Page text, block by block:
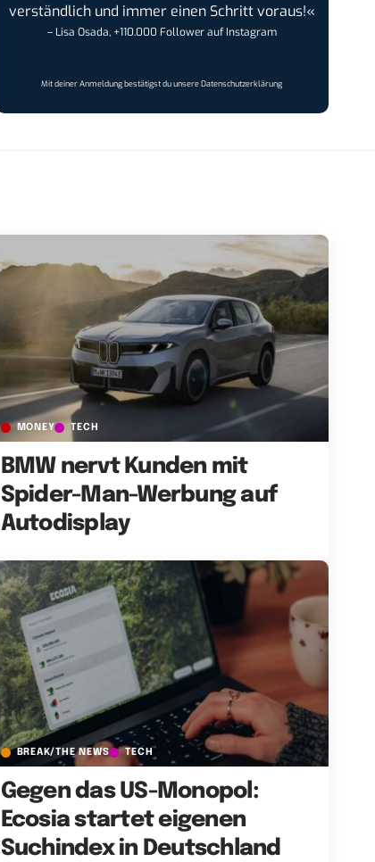
verständlich und immer einen Schritt voraus!«
– Lisa Osada, +110.000 Follower auf Instagram
Mit deiner Anmeldung bestätigst du unsereDatenschutzerklärung
MONEY TECH
BMW nervt Kunden mit
Spider-Man-Werbung auf
Autodisplay
BREAK/THE NEWS TECH
Gegen das US-Monopol:
Ecosia startet eigenen
Suchindex in Deutschland